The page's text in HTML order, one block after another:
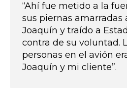
“Ahí fue metido a la
sus piernas amarradas
Joaquín y traído a
contra de su voluntad.
personas en el avión
Joaquín y mi cliente”.